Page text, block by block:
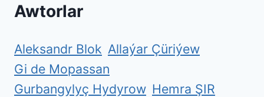
Awtorlar
Aleksandr Blok Allaýar Çüriýew
Gi de Mopassan
Gurbangylyç Hydyrow Hemra ŞIR